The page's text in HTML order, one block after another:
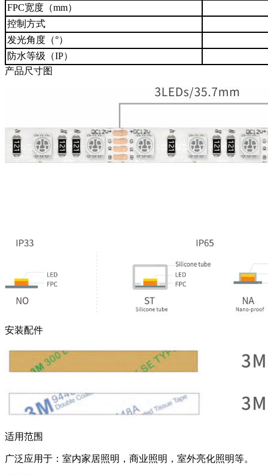
FPC宽度（mm）
控制方式
发光角度（°）
防水等级（IP）
产品尺寸图
安装配件
适用范围
广泛应用于：室内家居照明，商业照明，室外亮化照明等。